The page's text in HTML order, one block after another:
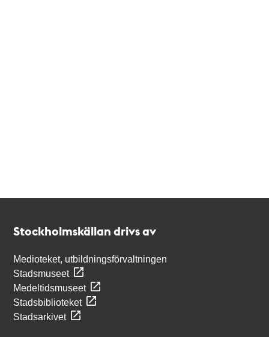
Stockholmskällan drivs av
Medioteket, utbildningsförvaltningen
Stadsmuseet
Medeltidsmuseet
Stadsbiblioteket
Stadsarkivet